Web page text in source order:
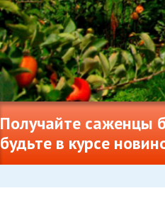
Получайте саженцы
будьте в курсе